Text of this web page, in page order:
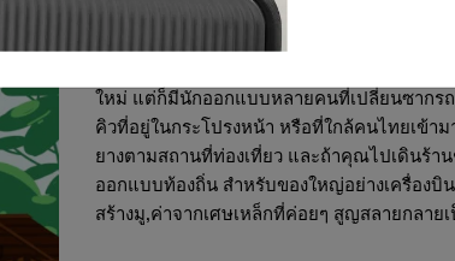
รถเก่า ไม่ต้องปลูกผักส
ซากรถ จำนวนมากกลายเป็นซากกองไว้ในสุ
ใหม่ แต่ก็มีนักออกแบบหลายคนที่เปลี่ยนซากรถ
คิวที่อยู่ในกระโปรงหน้า หรือที่ใกล้คนไทยเข้
ยางตามสถานที่ท่องเที่ยว และถ้าคุณไปเดินร้า
ออกแบบท้องถิ่น สำหรับของใหญ่อย่างเครื่องบิ
สร้างมู,ค่าจากเศษเหล็กที่ค่อยๆ สูญสลายกลาย